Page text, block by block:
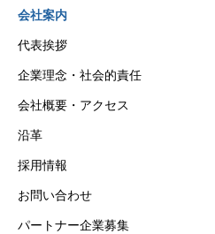
会社案内
代表挨拶
企業理念・社会的責任
会社概要・アクセス
沿革
採用情報
お問い合わせ
パートナー企業募集